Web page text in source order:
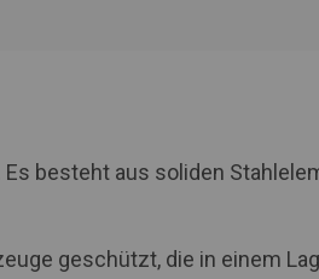
besteht aus soliden
geschützt, die in einem